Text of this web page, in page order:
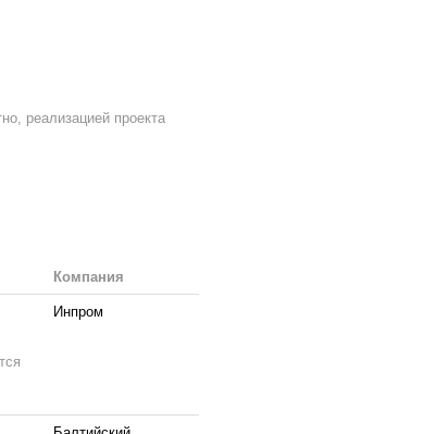
реализацией проекта
Компания
Инпром